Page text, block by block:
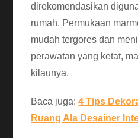
direkomendasikan
rumah. Permukaan
mudah tergores dan
perawatan yang ketat,
kilaunya.
Baca juga:4 Tips
Ruang Ala Desainer